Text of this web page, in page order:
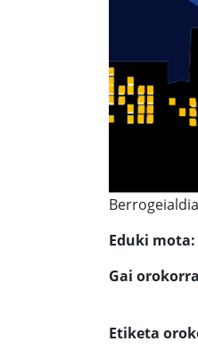
Eduki mota
Gai orokorra
Etiketa